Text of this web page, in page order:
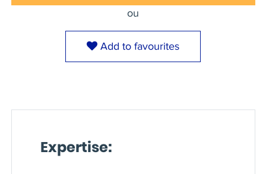
ou
Add to favourites
Expertise: